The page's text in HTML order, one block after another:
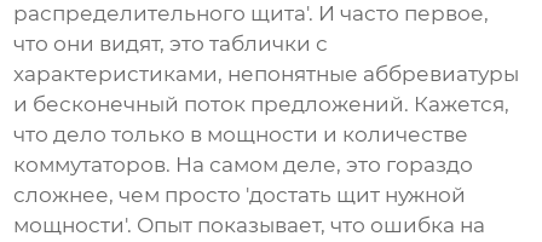
распределительного щита'. И часто первое,
что они видят, это таблички с
характеристиками, непонятные аббревиатуры
и бесконечный поток предложений. Кажется,
что дело только в мощности и количестве
коммутаторов. На самом деле, это гораздо
сложнее, чем просто 'достать щит нужной
мощности'. Опыт показывает, что ошибка на